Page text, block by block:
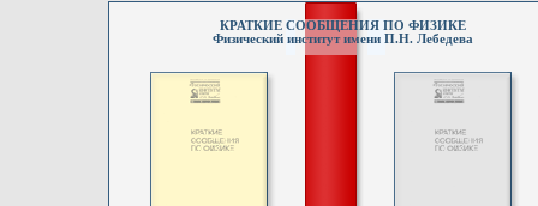
КРАТКИЕ СООБЩЕНИЯ ПО ФИЗИКЕ
Физический институт имени П.Н. Лебедева